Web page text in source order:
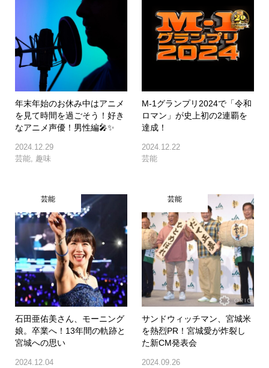
年末年始のお休み中はアニメ
を見て時間を過ごそう！好き
なアニメ声優！男性編🎤✨
2024.12.29
芸能, 趣味
M-1グランプリ2024で「令和
ロマン」が史上初の2連覇を
達成！
2024.12.22
芸能
芸能
石田亜佑美さん、モーニング
娘。卒業へ！13年間の軌跡と
宮城への思い
2024.12.04
芸能
サンドウィッチマン、宮城米
を熱烈PR！宮城愛が炸裂し
た新CM発表会
2024.09.26